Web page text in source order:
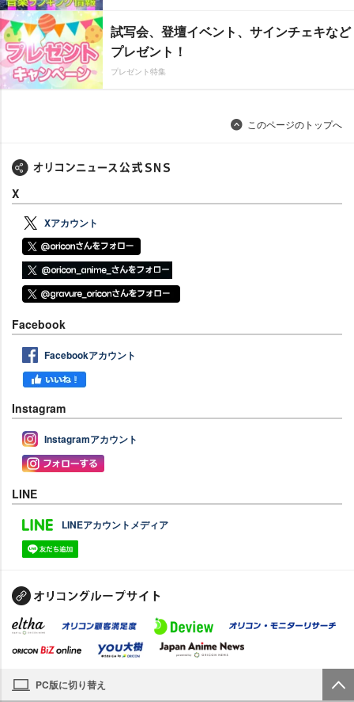
試写会、登壇イベント、サインチェキなど
プレゼント！
プレゼント特集
このページのトップへ
X
Xアカウント
Facebook
Facebookアカウント
Instagram
Instagramアカウント
LINE
LINEアカウントメディア
PC版に切り替え